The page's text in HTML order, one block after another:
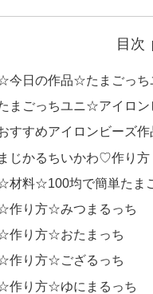
目次
今日の作品☆たまごっ
まごっちユニ☆アイロン
すすめアイロンビーズ
まじかるちいかわ♡作り方
材料☆100均で簡単たま
作り方☆みつまるっち
作り方☆おたまっち
作り方☆ござるっち
作り方☆ゆにまるっち